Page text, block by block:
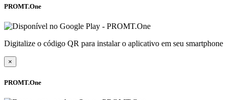
PROMT.One
Digitalize o código QR para instalar o aplicativo em seu smartphone
×
PROMT.One